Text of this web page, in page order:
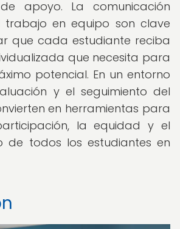
apoyo. La comunicación
en equipo son clave
que cada estudiante reciba
que necesita para
potencial. En un entorno
y el seguimiento del
en herramientas para
la equidad y el
de todos los estudiantes en